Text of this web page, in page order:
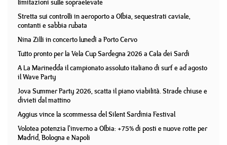
limitazioni sulle sopraelevate
Stretta sui controlli in aeroporto a Olbia, sequestrati caviale,
contanti e sabbia rubata
Nina Zilli in concerto lunedì a Porto Cervo
Tutto pronto per la Vela Cup Sardegna 2026 a Cala dei Sardi
A La Marinedda il campionato assoluto italiano di surf e ad agosto
il Wave Party
Jova Summer Party 2026, scatta il piano viabilità. Strade chiuse e
divieti dal mattino
Aggius vince la scommessa del Silent Sardinia Festival
Volotea potenzia l'inverno a Olbia: +75% di posti e nuove rotte per
Madrid, Bologna e Napoli